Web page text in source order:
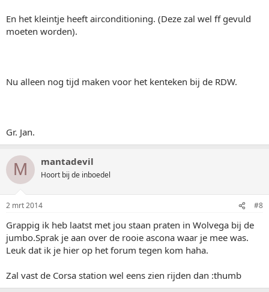
En het kleintje heeft airconditioning. (Deze zal wel ff gevuld
moeten worden).
Nu alleen nog tijd maken voor het kenteken bij de RDW.
Gr. Jan.
M mantadevil
Hoort bij de inboedel
2 mrt 2014 #8
Grappig ik heb laatst met jou staan praten in Wolvega bij de
jumbo.Sprak je aan over de rooie ascona waar je mee was.
Leuk dat ik je hier op het forum tegen kom haha.
Zal vast de Corsa station wel eens zien rijden dan :thumb